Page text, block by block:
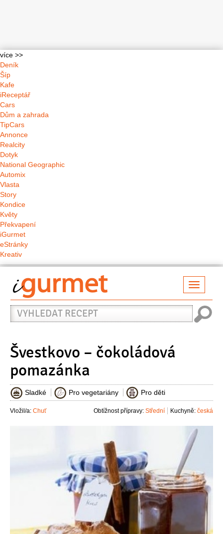
více >>
Deník
Šíp
Kafe
iReceptář
Cars
Dům a zahrada
TipCars
Annonce
Realcity
Dotyk
National Geographic
Automix
Vlasta
Story
Kondice
Květy
Překvapení
iGurmet
eStránky
Kreativ
Vyhledat
recept
Švestkovo – čokoládová
pomazánka
Sladké Pro vegetariány Pro děti
Vložil/a: Chuť Kuchyně: česká
Obtížnost přípravy: Střední